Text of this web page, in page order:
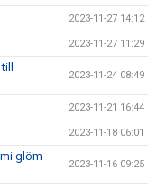
2023-11-27 14:12
2023-11-27 11:29
2023-11-24 08:49
2023-11-21 16:44
2023-11-18 06:01
glöm
2023-11-16 09:25